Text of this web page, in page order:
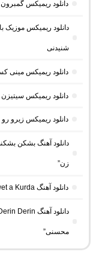
دانلود ریمیکس گمبرون 6 از دیجی 4A (ریمیکس طولانی شاد بندری جنوبی)
شنیدنی
دانلود ریمیکس مینی کست 7 از دیجی
دانلود ریمیکس
دانلود ریمیکس زیرو
دانلود آهنگ بشکن
زن”
دانلود آهنگ Dawet a Kurda از Delal “هوش مصنوعی کرد ترند اینستا”
محسنی”